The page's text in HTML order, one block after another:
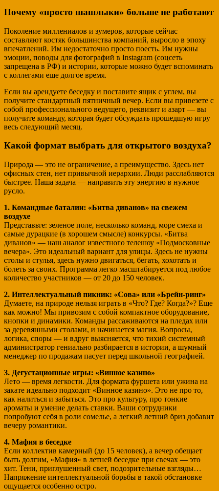
Почему «просто шашлыки» больше не работают
Поколение миллениалов и зумеров, которые сейчас
составляют костяк большинства компаний, выросло в эпоху
впечатлений. Им недостаточно просто поесть. Им нужны
эмоции, поводы для фотографий в Instagram (соцсеть
запрещена в РФ) и истории, которые можно будет вспоминать
с коллегами еще долгое время.
Если вы арендуете беседку и поставите ящик с углем, вы
получите стандартный пятничный вечер. Если вы привезете с
собой профессионального ведущего, реквизит и азарт — вы
получите команду, которая будет обсуждать прошедшую игру
весь следующий месяц.
Какой формат выбрать для открытого воздуха?
Природа — это не ограничение, а преимущество. Здесь нет
офисных стен, нет привычной иерархии. Люди расслабляются
быстрее. Наша задача — направить эту энергию в нужное
русло.
1. Командные баталии: «Битва диванов» на свежем
воздухе
Представьте: зеленое поле, несколько команд, море смеха и
самые дурацкие (в хорошем смысле) конкурсы. «Битва
диванов» — наш аналог известного телешоу «Подмосковные
вечера». Это идеальный вариант для улицы. Здесь не нужны
столы и стулья, здесь нужно двигаться, бегать, хохотать и
болеть за своих. Программа легко масштабируется под любое
количество участников — от 20 до 150 человек.
2. Интеллектуальный пикник: «Сова» или «Брейн-ринг»
Думаете, на природе нельзя играть в «Что? Где? Когда?»? Еще
как можно! Мы привозим с собой компактное оборудование,
кнопки и динамики. Команды рассаживаются на пледах или
за деревянными столами, и начинается магия. Вопросы,
логика, споры — и вдруг выясняется, что тихий системный
администратор гениально разбирается в истории, а шумный
менеджер по продажам пасует перед школьной географией.
3. Дегустационные игры: «Винное казино»
Лето — время легкости. Для формата фуршета или ужина на
закате идеально подходит «Винное казино». Это не про то,
как налиться и забыться. Это про культуру, про тонкие
ароматы и умение делать ставки. Ваши сотрудники
попробуют себя в роли сомелье, а легкий летний бриз добавит
вечеру романтики.
4. Мафия в беседке
Если коллектив камерный (до 15 человек), а вечер обещает
быть долгим, «Мафия» в летней беседке при свечах — это
хит. Тени, приглушенный свет, подозрительные взгляды…
Напряжение интеллектуальной борьбы в такой обстановке
ощущается особенно остро.